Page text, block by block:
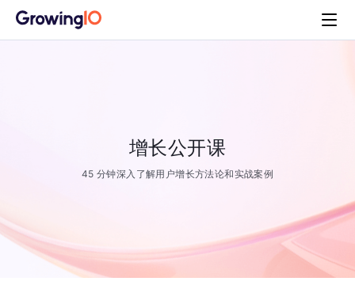
增长公开课
45 分钟深入了解用户增长方法论和实战案例